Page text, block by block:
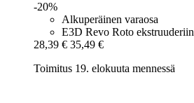
-20%
Alkuperäinen varaosa
E3D Revo Roto ekstruuderiin
28,39 € 35,49 €
Toimitus 19. elokuuta mennessä